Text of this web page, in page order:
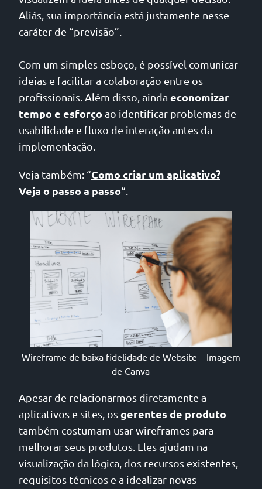
Aliás, sua importância está justamente nesse
caráter de “previsão”.
Com um simples esboço, é possível comunicar
ideias e facilitar a colaboração entre os
profissionais. Além disso, ainda economizar
tempo e esforço ao identificar problemas de
usabilidade e fluxo de interação antes da
implementação.
Veja também: “Como criar um aplicativo?
Veja o passo a passo“.
Wireframe de baixa fidelidade de Website – Imagem
de Canva
Apesar de relacionarmos diretamente a
aplicativos e sites, osgerentes de produto
também costumam usar wireframes para
melhorar seus produtos. Eles ajudam na
visualização da lógica, dos recursos existentes,
requisitos técnicos e a idealizar novas